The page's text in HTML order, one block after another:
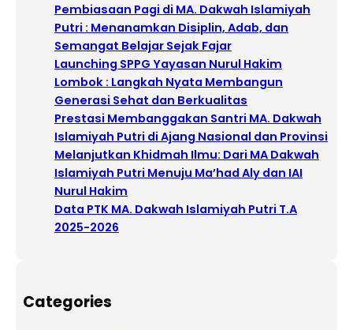
Pembiasaan Pagi di MA. Dakwah Islamiyah
Putri : Menanamkan Disiplin, Adab, dan
Semangat Belajar Sejak Fajar
Launching SPPG Yayasan Nurul Hakim
Lombok : Langkah Nyata Membangun
Generasi Sehat dan Berkualitas
Prestasi Membanggakan Santri MA. Dakwah
Islamiyah Putri di Ajang Nasional dan Provinsi
Melanjutkan Khidmah Ilmu: Dari MA Dakwah
Islamiyah Putri Menuju Ma’had Aly dan IAI
Nurul Hakim
Data PTK MA. Dakwah Islamiyah Putri T.A
2025-2026
Categories